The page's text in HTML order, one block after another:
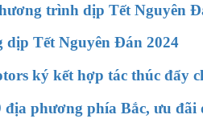
trình dịp Tết Nguyên
Tết Nguyên Đán 2024
ký kết hợp tác thúc đẩy
phương phía Bắc, ưu đãi